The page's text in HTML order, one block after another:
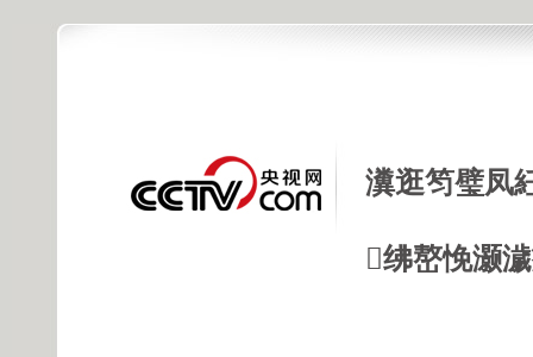
瀵逛笉璧凤
绋嶅悗灏